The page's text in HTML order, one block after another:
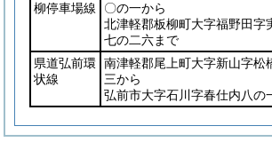
柳停車場線
〇の一から
北津軽郡板柳町大字福野田字
七の二六まで
県道弘前環
状線
南津軽郡尾上町大字新山字松
三から
弘前市大字石川字春仕内八の